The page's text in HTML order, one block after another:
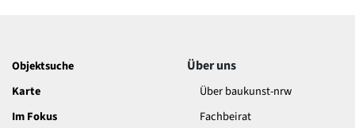
Objektsuche
Karte
Im Fokus
Über uns
Über baukunst-nrw
Fachbeirat